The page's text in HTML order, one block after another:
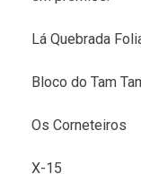
Lá Quebrada
Bloco do Tam
Os Corneteiros
X-15